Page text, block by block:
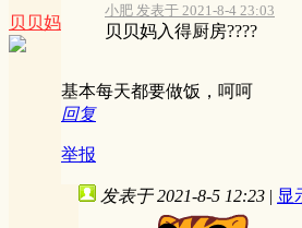
贝贝妈
小肥 发表于 2021-8-4 23:03
贝贝妈入得厨房????
基本每天都要做饭，呵呵
回复
举报
发表于 2021-8-5 12:23 | 显